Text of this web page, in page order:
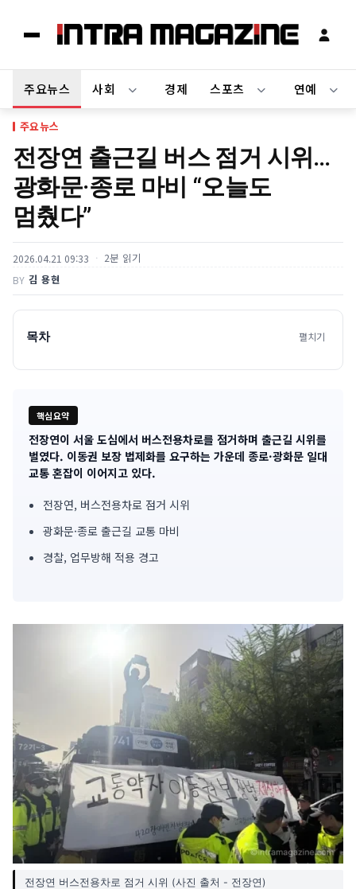
주요뉴스 사회 경제 스포츠 연예
주요뉴스
전장연 출근길 버스 점거 시위…
광화문·종로 마비 “오늘도
멈췄다”
2026.04.21 09:33 2분 읽기
BY 김 용현
목차 펼치기
핵심요약
기
사
핵
심
전장연이 서울 도심에서 버스전용차로를 점거하며 출근길 시위를
벌였다. 이동권 보장 법제화를 요구하는 가운데 종로·광화문 일대
교통 혼잡이 이어지고 있다.
전장연, 버스전용차로 점거 시위
광화문·종로 출근길 교통 마비
경찰, 업무방해 적용 경고
전장연 버스전용차로 점거 시위 (사진 출처 - 전장연)